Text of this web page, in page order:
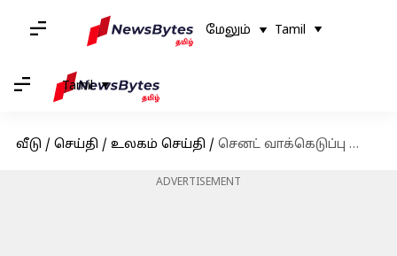
மேலும் Tamil
Tamil
வீடு / செய்தி / உலகம் செய்தி / செனட் வாக்கெடுப்பு தோல்வி; அரசாங்க முடக்கத்தை எதிர்கொள்ளும் அமெரிக்கா
ADVERTISEMENT